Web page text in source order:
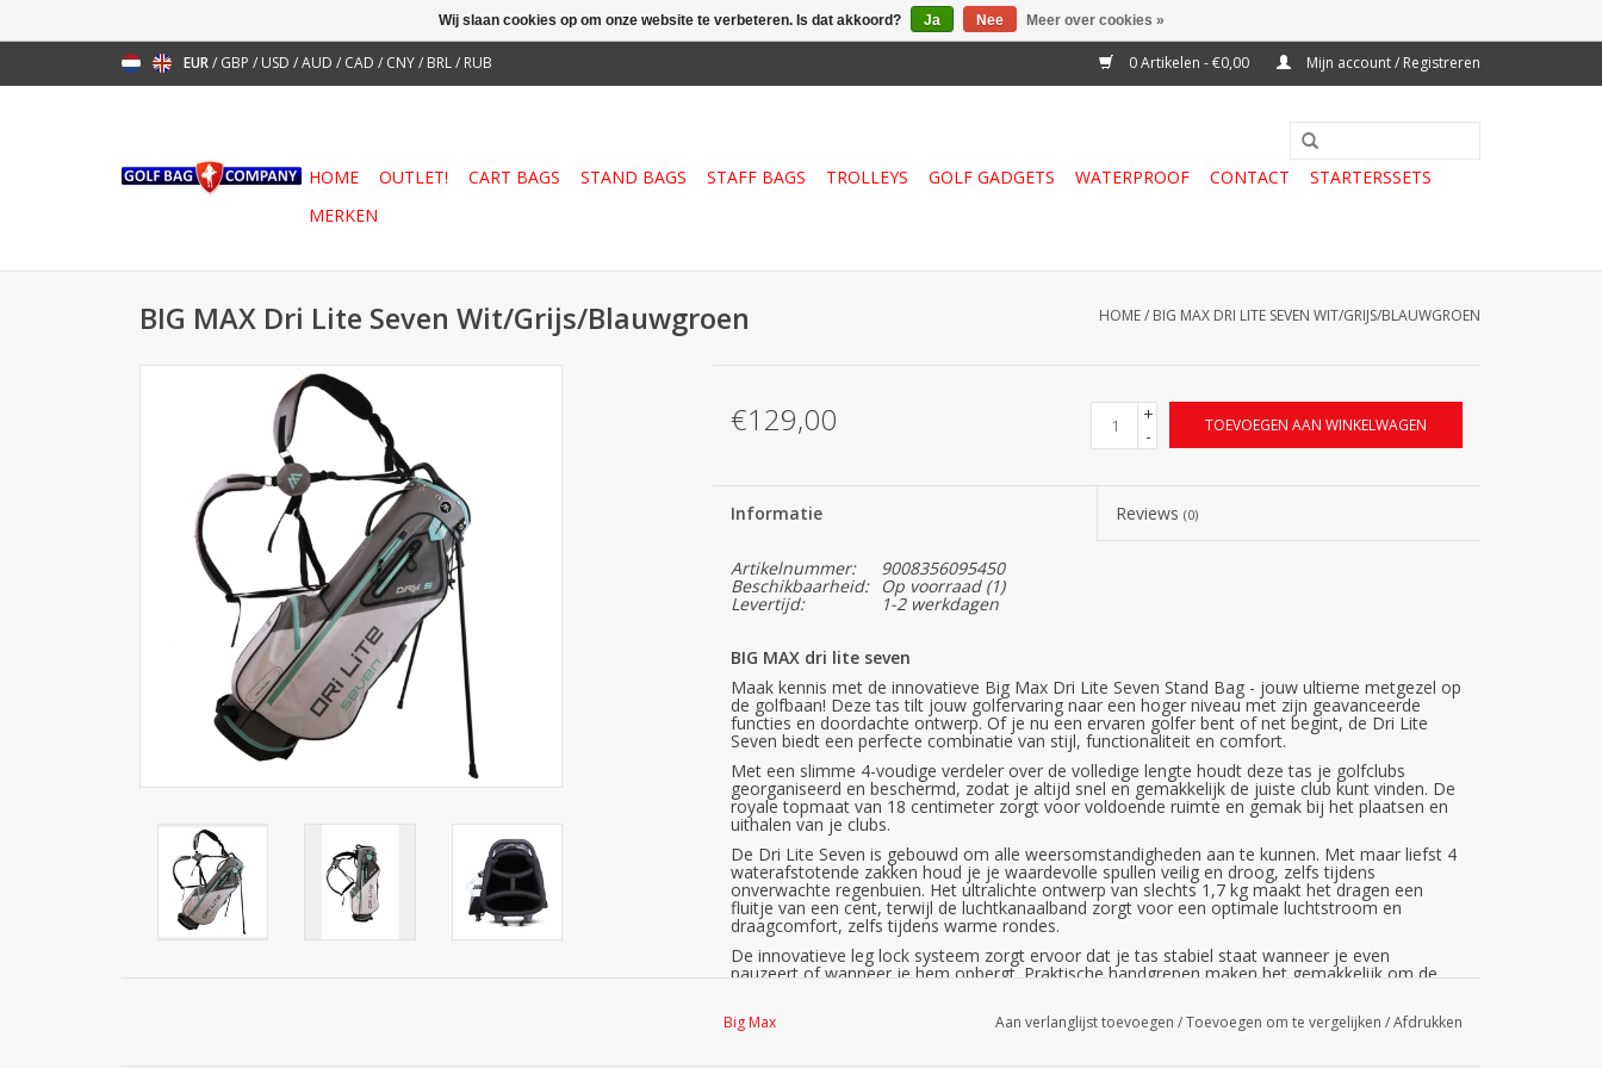
EUR/ GBP / USD /AUD / CAD / CNY/ BRL/ RUB 0 Artikelen - €0,00 Mijn account / Registreren
HOME OUTLET! CART BAGS STAND BAGS STAFF BAGS TROLLEYS GOLF GADGETS WATERPROOF CONTACT
STARTERSSETS
MERKEN
BIG MAX Dri Lite Seven Wit/Grijs/Blauwgroen HOME/ BIG MAX DRI LITE SEVEN WIT/GRIJS/BLAUWGROEN
€129,00
+
-
TOEVOEGEN AAN WINKELWAGEN
Informatie Reviews(0)
Artikelnummer: 9008356095450
Beschikbaarheid: Op voorraad(1)
Levertijd: 1-2 werkdagen
BIG MAX dri lite seven
Maak kennis met de innovatieve Big Max Dri Lite Seven Stand Bag - jouw ultieme metgezel op
de golfbaan! Deze tas tilt jouw golfervaring naar een hoger niveau met zijn geavanceerde
functies en doordachte ontwerp. Of je nu een ervaren golfer bent of net begint, de Dri Lite
Seven biedt een perfecte combinatie van stijl, functionaliteit en comfort.
Met een slimme 4-voudige verdeler over de volledige lengte houdt deze tas je golfclubs
georganiseerd en beschermd, zodat je altijd snel en gemakkelijk de juiste club kunt vinden. De
royale topmaat van 18 centimeter zorgt voor voldoende ruimte en gemak bij het plaatsen en
uithalen van je clubs.
De Dri Lite Seven is gebouwd om alle weersomstandigheden aan te kunnen. Met maar liefst 4
waterafstotende zakken houd je je waardevolle spullen veilig en droog, zelfs tijdens
onverwachte regenbuien. Het ultralichte ontwerp van slechts 1,7 kg maakt het dragen een
fluitje van een cent, terwijl de luchtkanaalband zorgt voor een optimale luchtstroom en
draagcomfort, zelfs tijdens warme rondes.
De innovatieve leg lock systeem zorgt ervoor dat je tas stabiel staat wanneer je even
pauzeert of wanneer je hem opbergt. Praktische handgrepen maken het gemakkelijk om de
Big Max Aan verlanglijst toevoegen /Toevoegen om te vergelijken /Afdrukken
Wij slaan cookies op om onze website te verbeteren. Is dat akkoord? Ja Nee Meer over cookies »